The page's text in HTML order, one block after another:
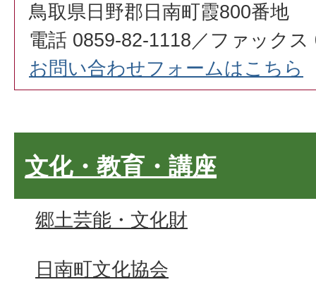
鳥取県日野郡日南町霞800番地
電話 0859-82-1118／ファックス
お問い合わせフォームはこちら
文化・教育・講座
郷土芸能・文化財
日南町文化協会